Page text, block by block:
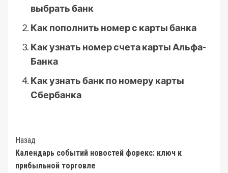
выбрать банк
Как пополнить номер с карты банка
Как узнать номер счета карты Альфа-
Банка
Как узнать банк по номеру карты
Сбербанка
Post
Navigation
Назад
Календарь событий новостей форекс: ключ к
прибыльной торговле